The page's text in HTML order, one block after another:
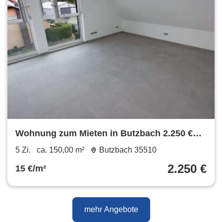
Wohnung zum Mieten in Butzbach 2.250 €
150 m²
5 Zi. ca. 150,00 m² Butzbach 35510
15 €/m² 2.250 €
mehr Angebote